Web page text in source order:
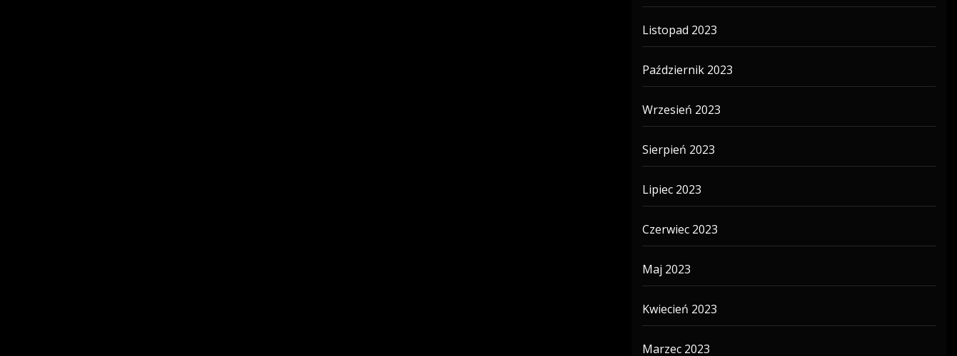
Listopad 2023
Październik 2023
Wrzesień 2023
Sierpień 2023
Lipiec 2023
Czerwiec 2023
Maj 2023
Kwiecień 2023
Marzec 2023